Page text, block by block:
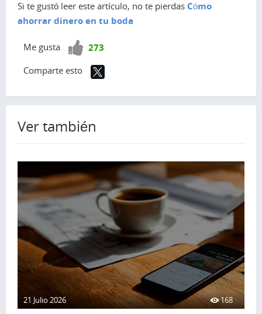
Si te gustó leer este artículo, no te pierdas Cómo
ahorrar dinero en tu boda
Me gusta
¡Vota273
Comparte esto
Ver también
21 Julio 2026 168